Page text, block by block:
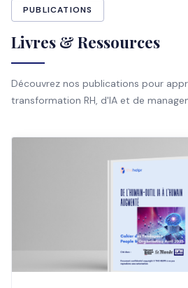
PUBLICATIONS
Livres & Ressources
Découvrez nos publications pour
transformation RH, d'IA et de